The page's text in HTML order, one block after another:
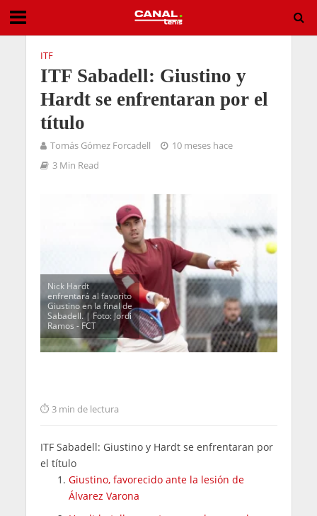
ITF
ITF Sabadell: Giustino y
Hardt se enfrentaran por el
título
Tomás Gómez Forcadell
10 meses hace
3 Min Read
Nick Hardt
enfrentará al favorito
Giustino en la final de
Sabadell. | Foto: Jordi
Ramos - FCT
3 min de lectura
ITF Sabadell: Giustino y Hardt se enfrentaran por
el título
Giustino, favorecido ante la lesión de
Álvarez Varona